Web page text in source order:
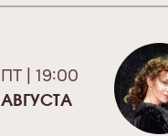
ПТ | 19:00
АВГУСТА